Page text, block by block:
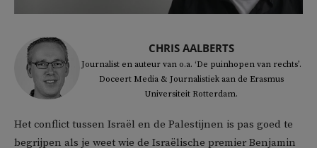
CHRIS AALBERTS
Journalist en auteur van o.a. ‘De puinhopen van rechts’.
Doceert Media & Journalistiek aan de Erasmus
Universiteit Rotterdam.
Het conflict tussen Israël en de Palestijnen is pas goed te
begrijpen als je weet wie de Israëlische premier Benjamin